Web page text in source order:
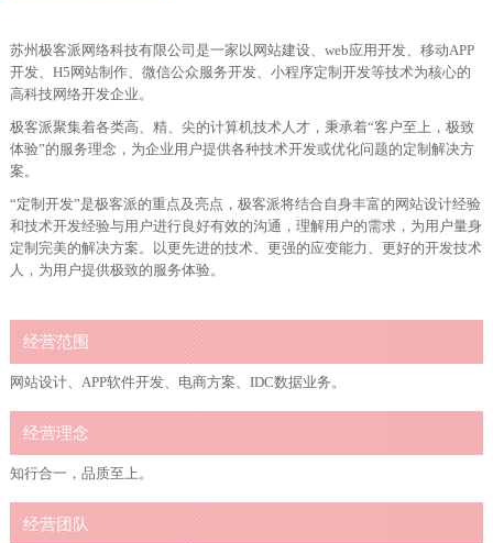
苏州极客派网络科技有限公司是一家以网站建设、web应用开发、移动APP
开发、H5网站制作、微信公众服务开发、小程序定制开发等技术为核心的
高科技网络开发企业。
极客派聚集着各类高、精、尖的计算机技术人才，秉承着“客户至上，极致
体验”的服务理念，为企业用户提供各种技术开发或优化问题的定制解决方
案。
“定制开发”是极客派的重点及亮点，极客派将结合自身丰富的网站设计经验
和技术开发经验与用户进行良好有效的沟通，理解用户的需求，为用户量身
定制完美的解决方案。以更先进的技术、更强的应变能力、更好的开发技术
人，为用户提供极致的服务体验。
经营范围
网站设计、APP软件开发、电商方案、IDC数据业务。
经营理念
知行合一，品质至上。
经营团队